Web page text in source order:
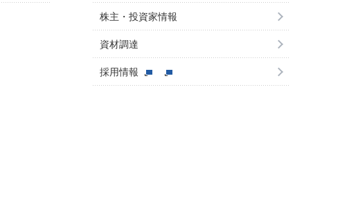
株主・投資家情報
資材調達
採用情報